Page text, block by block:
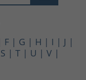
F G H I
J
S T U
V